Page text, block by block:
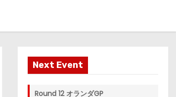
Next Event
Round 12 オランダGP